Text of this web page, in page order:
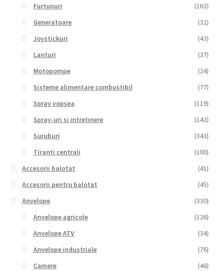
Furtunuri
(163)
Generatoare
(32)
Joystickuri
(43)
Lanturi
(37)
Motopompe
(24)
Sisteme alimentare combustibil
(77)
Spray vopsea
(119)
Spray-uri si intretinere
(142)
Suruburi
(343)
Tiranti centrali
(100)
Accesorii balotat
(41)
Accesorii pentru balotat
(45)
Anvelope
(330)
Anvelope agricole
(126)
Anvelope ATV
(34)
Anvelope industriale
(76)
Camere
(46)